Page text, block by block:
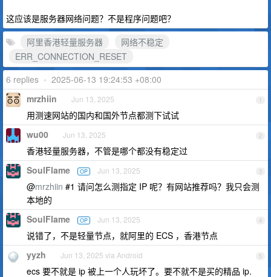
这应该是服务器网络问题？不是程序问题吧？
阿里香港轻量服务器
网络不稳定
ERR_CONNECTION_RESET
6 replies • 2025-06-13 19:24:53 +08:00
1
mrzhiin Jun 13, 2025
用测速网站的国内和国外节点都测下试试
2
wu00 Jun 13, 2025
香港轻量服务器，不管是哪个都没有稳定过
3
SoulFlame OP Jun 13, 2025
@mrzhiin #1 请问怎么测指定 IP 呢？有网站推荐吗？我只会测
本地的
4
SoulFlame OP Jun 13, 2025
说错了，不是轻量节点，就阿里的 ECS ，香港节点
5
yyzh Jun 13, 2025 via Android
ecs 要不就是 ip 被上一个人玩坏了。要不就不是买的精品 ip.